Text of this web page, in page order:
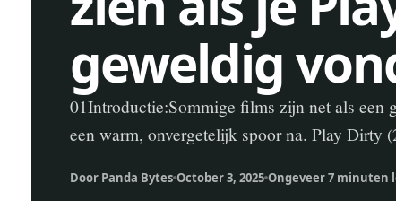
geweldig
01Introductie:Sommige films zijn net als een
een warm, onvergetelijk spoor na. Play
Door Panda Bytes October 3, 2025 Ongeveer 7 minuten